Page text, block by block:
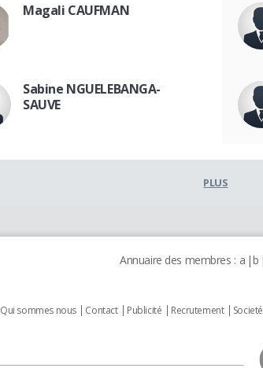
Magali CAUFMAN
Sabine NGUELEBANGA-
SAUVE
PLUS
Annuaire des membres : a b
Qui sommes nous Contact Publicité Recrutement Societé